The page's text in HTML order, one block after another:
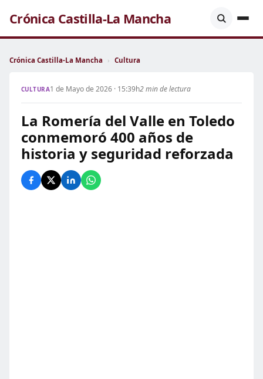
Crónica Castilla-La Mancha
Crónica Castilla-La Mancha › Cultura
CULTURA1 de Mayo de 2026 · 15:39h2 min de lectura
La Romería del Valle en Toledo
conmemoró 400 años de
historia y seguridad reforzada